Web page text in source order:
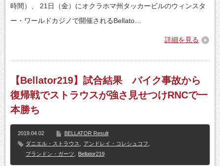
時間）、 21日（金）にオクラホマ州タッカービルのウィンスタ
ー・ワールドカジノで開催されるBellato…
詳細を見る
【Bellator219】試合結果 バイク事故から
復帰戦でストラウスが強さ見せつけRNCで一
本勝ち
2019.04.02
BELLATOR Result
ダニエル・ストラウス
アンドレイ・コレシュコフ
ブランドン・ガーツ
Bellator219